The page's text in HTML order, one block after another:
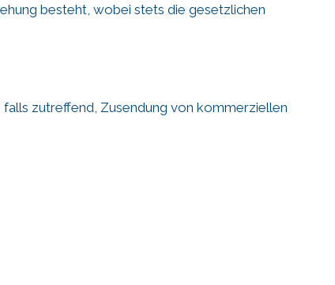
besteht, wobei stets die gesetzlichen
zutreffend, Zusendung von kommerziellen